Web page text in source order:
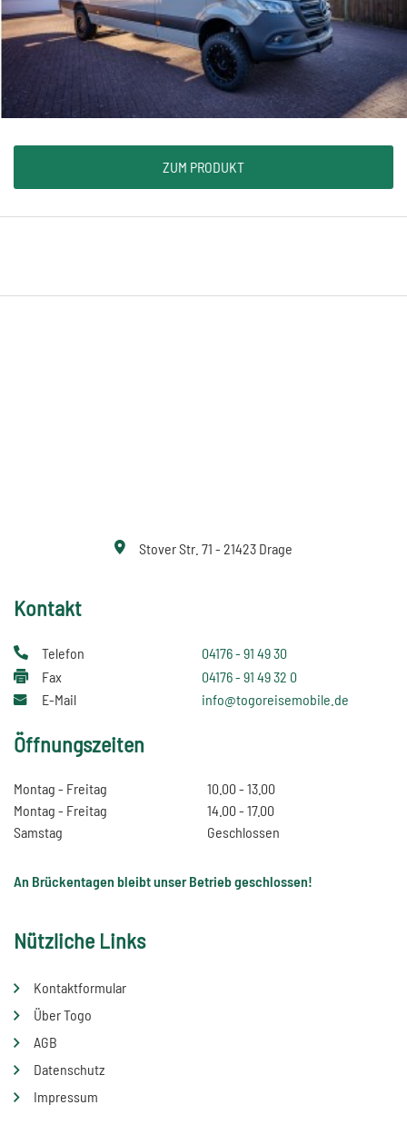
ZUM PRODUKT
Stover Str. 71 - 21423 Drage
Kontakt
Telefon
04176 - 91 49 30
Fax
04176 - 91 49 32 0
E-Mail
info@togoreisemobile.de
Öffnungszeiten
Montag - Freitag
10.00 - 13.00
Montag - Freitag
14.00 - 17.00
Samstag
Geschlossen
An Brückentagen bleibt unser Betrieb geschlossen!
Nützliche Links
Kontaktformular
Über Togo
AGB
Datenschutz
Impressum